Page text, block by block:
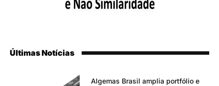
Últimas Notícias
Algemas Brasil amplia portfólio e